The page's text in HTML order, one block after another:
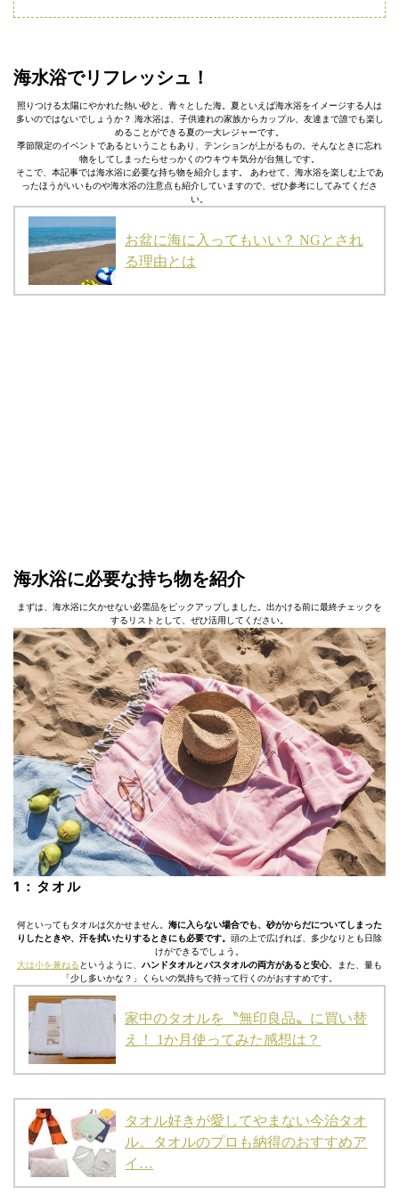
海水浴でリフレッシュ！
照りつける太陽にやかれた熱い砂と、青々とした海。夏といえば海水浴をイメージする人は
多いのではないでしょうか？ 海水浴は、子供連れの家族からカップル、友達まで誰でも楽し
めることができる夏の一大レジャーです。
季節限定のイベントであるということもあり、テンションが上がるもの。そんなときに忘れ
物をしてしまったらせっかくのウキウキ気分が台無しです。
そこで、本記事では海水浴に必要な持ち物を紹介します。 あわせて、海水浴を楽しむ上であ
ったほうがいいものや海水浴の注意点も紹介していますので、ぜひ参考にしてみてくださ
い。
お盆に海に入ってもいい？ NGとされ
る理由とは
海水浴に必要な持ち物を紹介
まずは、海水浴に欠かせない必需品をピックアップしました。出かける前に最終チェックを
するリストとして、ぜひ活用してください。
1：タオル
何といってもタオルは欠かせません。 海に入らない場合でも、砂がからだについてしまった
りしたときや、汗を拭いたりするときにも必要です。 頭の上で広げれば、多少なりとも日除
けができるでしょう。
大は小を兼ねる というように、 ハンドタオルとバスタオルの両方があると安心。また、量も
「少し多いかな？」くらいの気持ちで持って行くのがおすすめです。
家中のタオルを〝無印良品〟に買い替
え！ 1か月使ってみた感想は？
タオル好きが愛してやまない今治タオ
ル。タオルのプロも納得のおすすめア
イ…